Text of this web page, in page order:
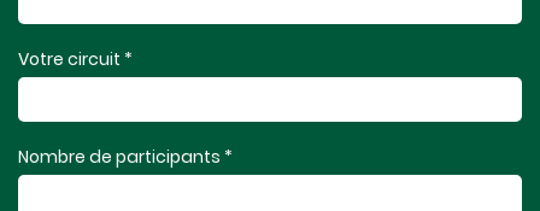
Votre circuit *
Nombre de participants *